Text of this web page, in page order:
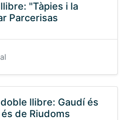
"Tàpies i la
Parcerisas
llibre: Gaudí és
de Riudoms